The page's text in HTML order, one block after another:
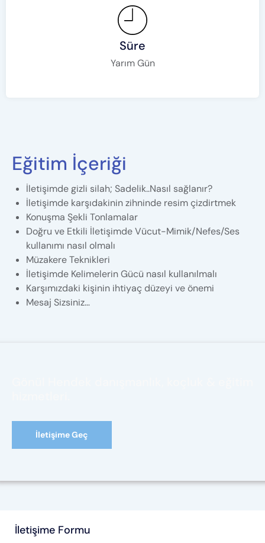
Süre
Yarım Gün
Eğitim İçeriği
İletişimde gizli silah; Sadelik..Nasıl sağlanır?
İletişimde karşıdakinin zihninde resim çizdirtmek
Konuşma Şekli Tonlamalar
Doğru ve Etkili İletişimde Vücut-Mimik/Nefes/Ses
kullanımı nasıl olmalı
Müzakere Teknikleri
İletişimde Kelimelerin Gücü nasıl kullanılmalı
Karşımızdaki kişinin ihtiyaç düzeyi ve önemi
Mesaj Sizsiniz…
İletişime Geç
İletişime Formu